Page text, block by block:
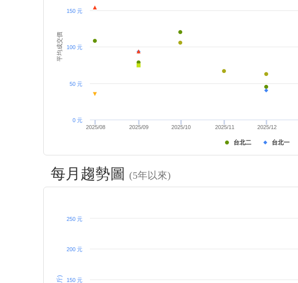
平均成交價
台北二 台北一
2025/08 2025/09 2025/10 2025/11 2025/12
0 元
50 元
100 元
150 元
每月趨勢圖 (5年以來)
150 元
200 元
250 元